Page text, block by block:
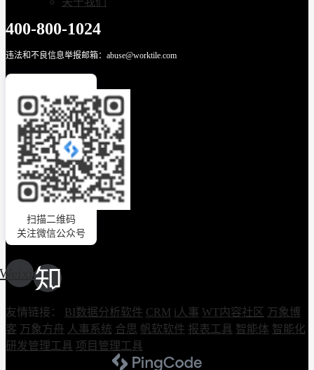
400-800-1024
违法和不良信息举报邮箱：abuse@worktile.com
扫描二维码
关注微信公众号
Weixin
友情链接： BI数据分析软件 CRM i人事 WT内容社区 万象博
客 万象方舟 人事系统 合思 帆软软件 报表工具 智能体 智能化
研发管理工具 项目管理工具